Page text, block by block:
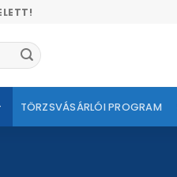
TÖRZSVÁSÁRLÓI PROGRAM